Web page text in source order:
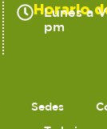
Horario
Lunes a
pm
Sedes